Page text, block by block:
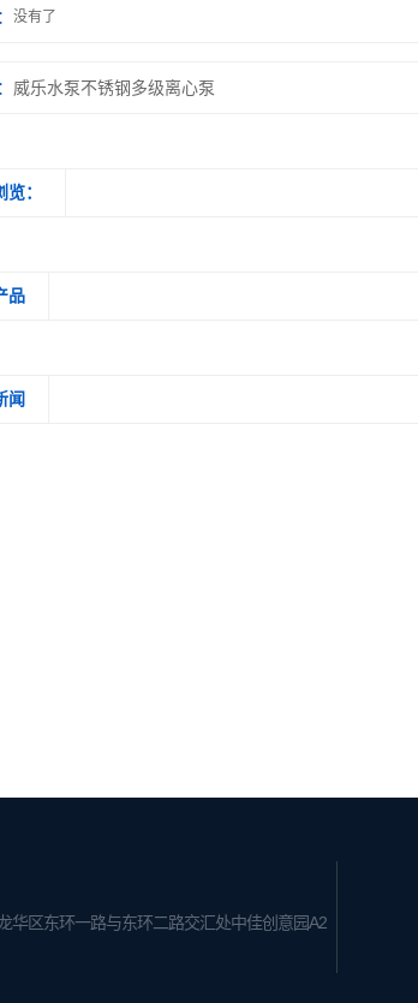
没有了
威乐水泵不锈钢多级离心泵
：
品
闻
华区东环一路与东环二路交汇处中佳创意园A2